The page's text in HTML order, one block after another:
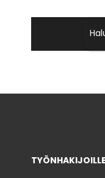
TYÖNHAKIJOILLE